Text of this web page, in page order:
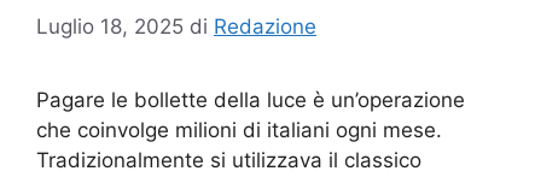
Luglio 18, 2025 di Redazione
Pagare le bollette della luce è un’operazione
che coinvolge milioni di italiani ogni mese.
Tradizionalmente si utilizzava il classico